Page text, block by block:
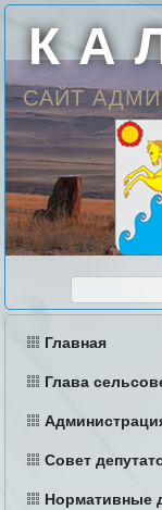
К А
САЙТ
Главная
Глава
Совет
Нормативные